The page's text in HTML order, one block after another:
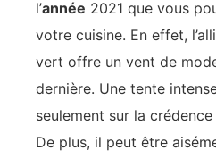
l’année 2021 que vous
votre cuisine. En effet,
vert offre un vent de
dernière. Une tente
seulement sur la
De plus, il peut être